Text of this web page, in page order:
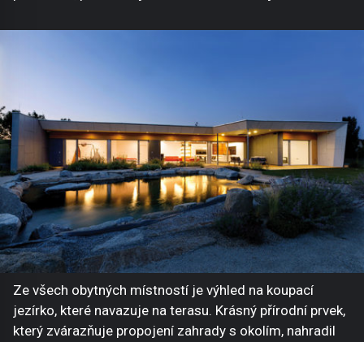
Ze všech obytných místností je výhled na koupací
jezírko, které navazuje na terasu. Krásný přírodní prvek,
který zvárazňuje propojení zahrady s okolím, nahradil